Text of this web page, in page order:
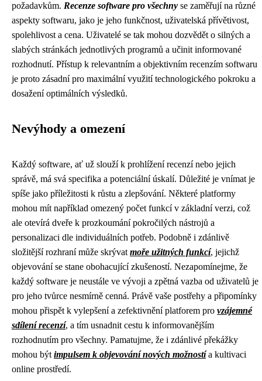
požadavkům. Recenze software pro všechny se zaměřují na různé
aspekty softwaru, jako je jeho funkčnost, uživatelská přívětivost,
spolehlivost a cena. Uživatelé se tak mohou dozvědět o silných a
slabých stránkách jednotlivých programů a učinit informované
rozhodnutí. Přístup k relevantním a objektivním recenzím softwaru
je proto zásadní pro maximální využití technologického pokroku a
dosažení optimálních výsledků.
Nevýhody a omezení
Každý software, ať už slouží k prohlížení recenzí nebo jejich
správě, má svá specifika a potenciální úskalí. Důležité je vnímat je
spíše jako příležitosti k růstu a zlepšování. Některé platformy
mohou mít například omezený počet funkcí v základní verzi, což
ale otevírá dveře k prozkoumání pokročilých nástrojů a
personalizaci dle individuálních potřeb. Podobně i zdánlivě
složitější rozhraní může skrývat moře užitných funkcí, jejichž
objevování se stane obohacující zkušeností. Nezapomínejme, že
každý software je neustále ve vývoji a zpětná vazba od uživatelů je
pro jeho tvůrce nesmírně cenná. Právě vaše postřehy a připomínky
mohou přispět k vylepšení a zefektivnění platforem pro vzájemné
sdílení recenzí, a tím usnadnit cestu k informovanějším
rozhodnutím pro všechny. Pamatujme, že i zdánlivé překážky
mohou být impulsem k objevování nových možnostía kultivaci
online prostředí.